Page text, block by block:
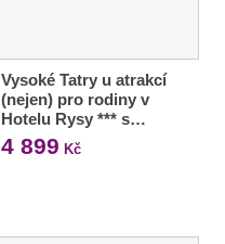
Vysoké Tatry u atrakcí
(nejen) pro rodiny v
Hotelu Rysy *** s…
4 899 Kč